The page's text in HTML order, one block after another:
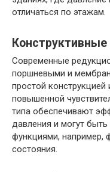
отличаться по этажам.
Конструктивные
Современные
поршневыми и
простой
повышенной
типа обеспечивают
давления и могут
функциями, например,
состояния.